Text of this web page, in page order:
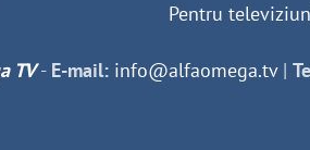
Pentru
TV- E-mail: info@alfaomega.tv|